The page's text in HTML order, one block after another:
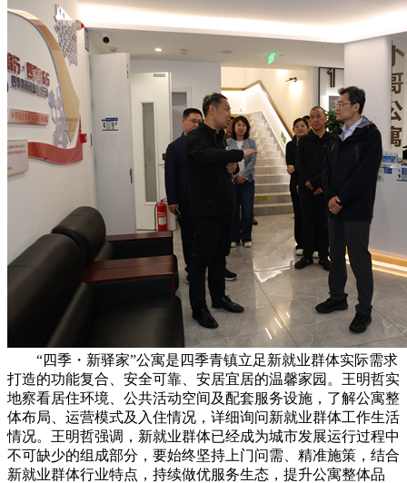
“四季・新驿家”公寓是四季青镇立足新就业群体实际需求
打造的功能复合、安全可靠、安居宜居的温馨家园。王明哲实
地察看居住环境、公共活动空间及配套服务设施，了解公寓整
体布局、运营模式及入住情况，详细询问新就业群体工作生活
情况。王明哲强调，新就业群体已经成为城市发展运行过程中
不可缺少的组成部分，要始终坚持上门问需、精准施策，结合
新就业群体行业特点，持续做优服务生态，提升公寓整体品